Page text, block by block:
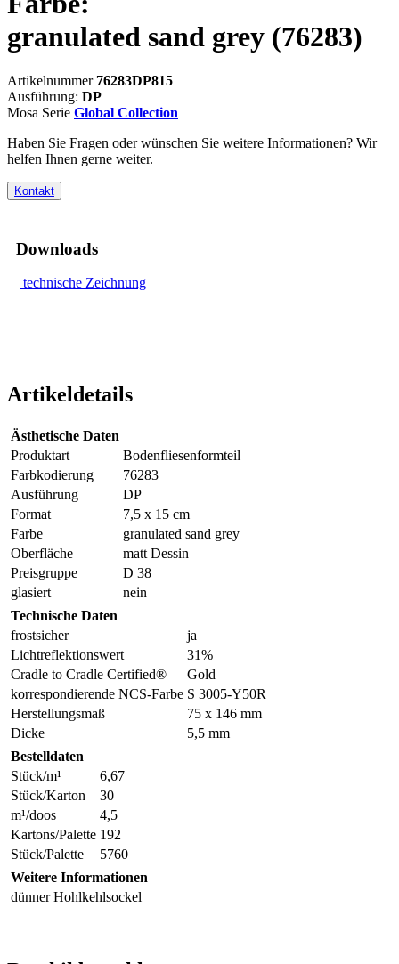
granulated sand grey (76283)
Artikelnummer 76283DP815
Ausführung: DP
Mosa Serie Global Collection
Haben Sie Fragen oder wünschen Sie weitere Informationen? Wir
helfen Ihnen gerne weiter.
Kontakt
Downloads
technische Zeichnung
Artikeldetails
Ästhetische Daten
Produktart
Bodenfliesenformteil
Farbkodierung
76283
Ausführung
DP
Format
7,5 x 15 cm
Farbe
granulated sand grey
Oberfläche
matt Dessin
Preisgruppe
D 38
glasiert
nein
Technische Daten
frostsicher
ja
Lichtreflektionswert
31%
Cradle to Cradle Certified®
Gold
korrespondierende NCS-Farbe S 3005-Y50R
Herstellungsmaß
75 x 146 mm
Dicke
5,5 mm
Bestelldaten
Stück/m¹
6,67
Stück/Karton
30
m¹/doos
4,5
Kartons/Palette 192
Stück/Palette
5760
Weitere Informationen
dünner Hohlkehlsockel